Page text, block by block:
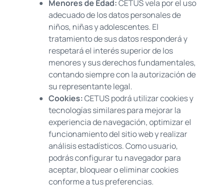
Menores de Edad:CETUS vela por el uso
adecuado de los datos personales de
niños, niñas y adolescentes. El
tratamiento de sus datos responderá y
respetará el interés superior de los
menores y sus derechos fundamentales,
contando siempre con la autorización de
su representante legal.
Cookies:CETUS podrá utilizar cookies y
tecnologías similares para mejorar la
experiencia de navegación, optimizar el
funcionamiento del sitio web y realizar
análisis estadísticos. Como usuario,
podrás configurar tu navegador para
aceptar, bloquear o eliminar cookies
conforme a tus preferencias.